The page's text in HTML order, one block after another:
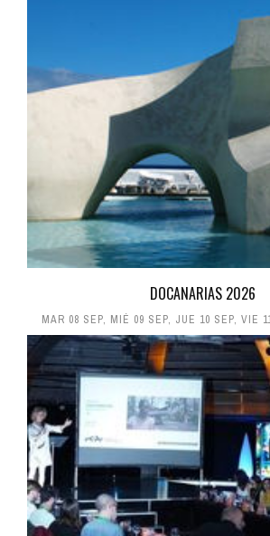
DOCANARIAS 2026
MAR 08 SEP, MIÉ 09 SEP, JUE 10 SEP, VIE